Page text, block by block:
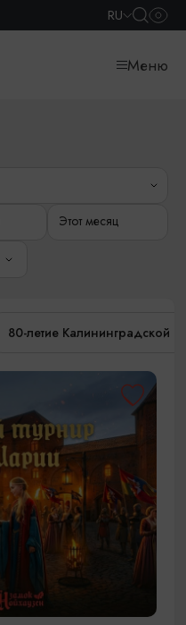
RU
Меню
Этот месяц
80-летие Калининградской